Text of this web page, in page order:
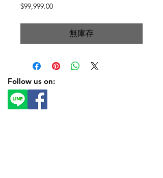
$99,999.00價
無庫存
Follow us on: